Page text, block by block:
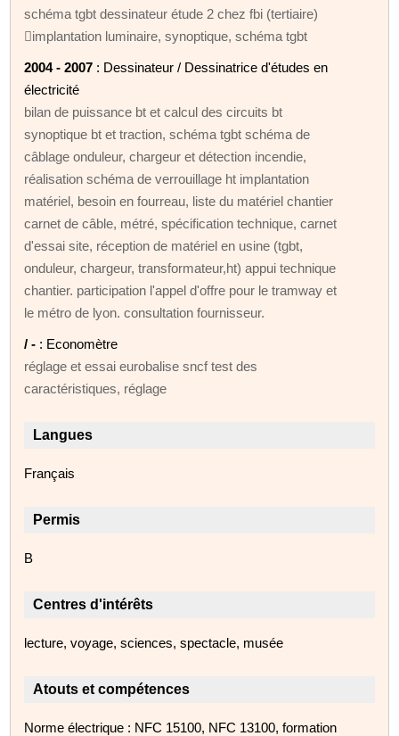
schéma tgbt dessinateur étude 2 chez fbi (tertiaire)
implantation luminaire, synoptique, schéma tgbt
2004 - 2007 : Dessinateur / Dessinatrice d'études en
électricité
bilan de puissance bt et calcul des circuits bt
synoptique bt et traction, schéma tgbt schéma de
câblage onduleur, chargeur et détection incendie,
réalisation schéma de verrouillage ht implantation
matériel, besoin en fourreau, liste du matériel chantier
carnet de câble, métré, spécification technique, carnet
d'essai site, réception de matériel en usine (tgbt,
onduleur, chargeur, transformateur,ht) appui technique
chantier. participation l'appel d'offre pour le tramway et
le métro de lyon. consultation fournisseur.
/ - : Economètre
réglage et essai eurobalise sncf test des
caractéristiques, réglage
Langues
Français
Permis
B
Centres d'intérêts
lecture, voyage, sciences, spectacle, musée
Atouts et compétences
Norme électrique : NFC 15100, NFC 13100, formation